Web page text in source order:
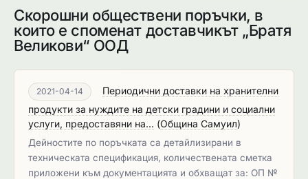
Скорошни обществени поръчки, в
които е споменат доставчикът „Братя
Великови“ ООД
2021-04-14
Периодични доставки на хранителни
продукти за нуждите на детски градини и социални
услуги, предоставяни на... (Община Самуил)
Дейностите по поръчката са детайлизирани в
техническата спецификация, количествената сметка
приложени към документацията и обхващат за: ОП №